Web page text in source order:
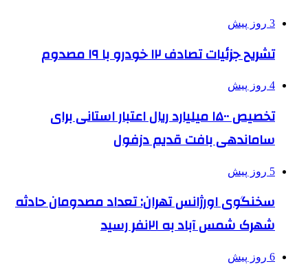
3 روز پیش
تشریح جزئیات تصادف ۱۲ خودرو با ۱۹ مصدوم
4 روز پیش
تخصیص ۱۵۰۰ میلیارد ریال اعتبار استانی برای
ساماندهی بافت قدیم دزفول
5 روز پیش
سخنگوی اورژانس تهران: تعداد مصدومان حادثه
شهرک شمس آباد به ۲۱نفر رسید
6 روز پیش